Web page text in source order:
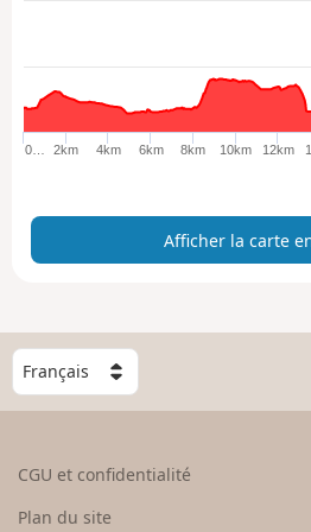
0… 2km 4km 6km 8km 10km 12km
Afficher la carte
C
h
o
CGU et confidentialité
Plan du site